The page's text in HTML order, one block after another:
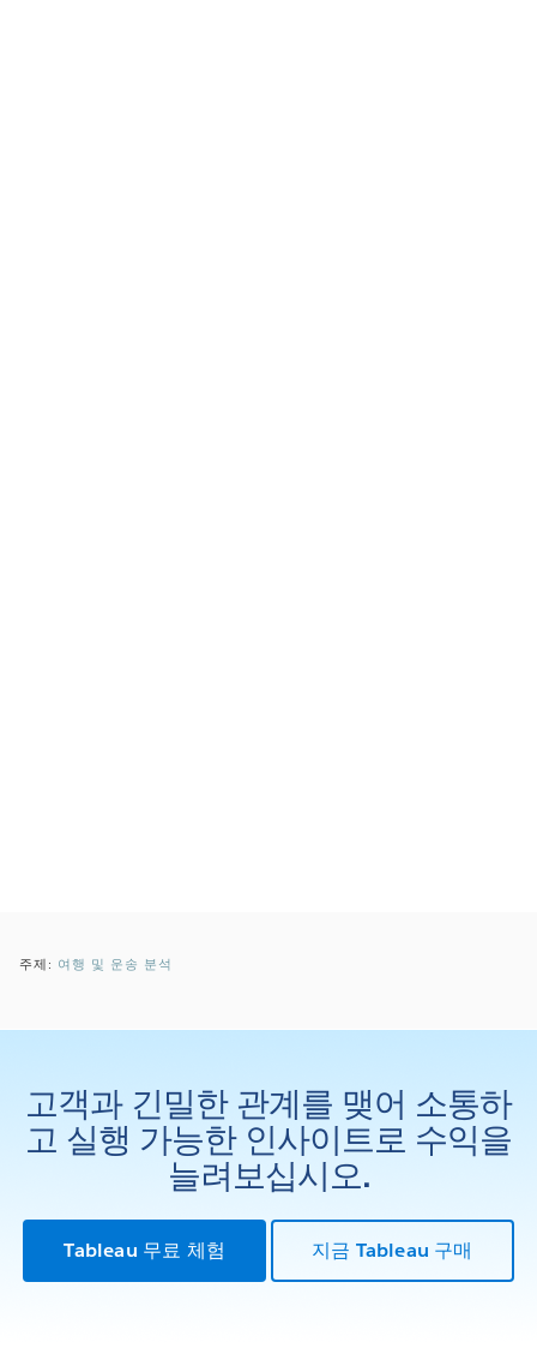
주제: 여행 및 운송 분석
고객과 긴밀한 관계를 맺어 소통하
고 실행 가능한 인사이트로 수익을
늘려보십시오.
Tableau 무료 체험 지금 Tableau 구매